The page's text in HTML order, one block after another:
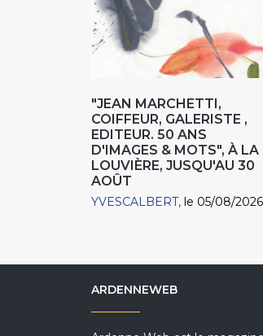
"JEAN MARCHETTI,
COIFFEUR, GALERISTE ,
EDITEUR. 50 ANS
D'IMAGES & MOTS", À LA
LOUVIÈRE, JUSQU'AU 30
AOÛT
YVESCALBERT le 05/08/2026
ARDENNEWEB